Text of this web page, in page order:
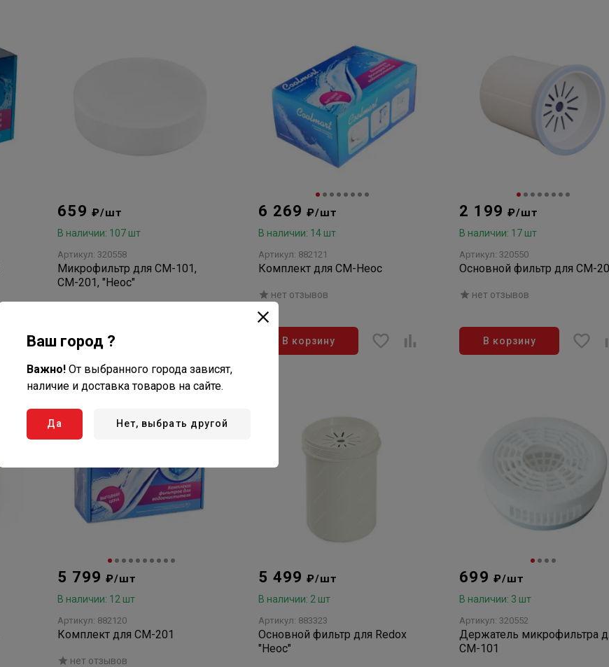
659 ₽/шт
В наличии: 107 шт
Артикул: 320558
Микрофильтр для СМ-101,
СМ-201, "Неос"
В корзину
6 269 ₽/шт
В наличии: 14 шт
Артикул: 882121
Комплект для СМ-Неос
нет отзывов
В корзину
2 199 ₽/шт
В наличии: 17 шт
Артикул: 320550
Основной фильтр для СМ-
нет отзывов
В корзину
5 799 ₽/шт
В наличии: 12 шт
Артикул: 882120
Комплект для СМ-201
нет отзывов
5 499 ₽/шт
В наличии: 2 шт
Артикул: 883323
Основной фильтр для Redox
"Неос"
699 ₽/шт
В наличии: 3 шт
Артикул: 320552
Держатель микрофильтра
СМ-101
Ваш город ?
Важно! От выбранного города зависят,
наличие и доставка товаров на сайте.
Да Нет, выбрать другой